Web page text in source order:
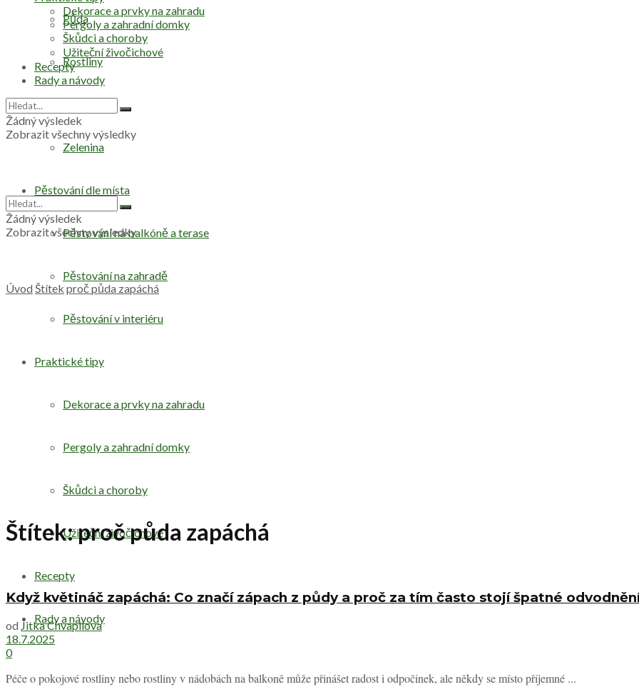
Půda
Rostliny
Zelenina
Pěstování dle místa
Pěstování na balkóně a terase
Pěstování na zahradě
Pěstování v interiéru
Praktické tipy
Dekorace a prvky na zahradu
Pergoly a zahradní domky
Škůdci a choroby
Užiteční živočichové
Recepty
Rady a návody
Dekorace a prvky na zahradu
Pergoly a zahradní domky
Škůdci a choroby
Užiteční živočichové
Recepty
Rady a návody
Žádný výsledek
Zobrazit všechny výsledky
Žádný výsledek
Zobrazit všechny výsledky
Úvod Štítek proč půda zapáchá
Štítek:proč půda zapáchá
Když květináč zapáchá: Co značí zápach z půdy a proč za tím často stojí špatné
od Jitka Chvapilova
18.7.2025
0
Péče o pokojové rostliny nebo rostliny v nádobách na balkoně může přinášet radost i odpočinek, ale někdy se místo příjemné ...